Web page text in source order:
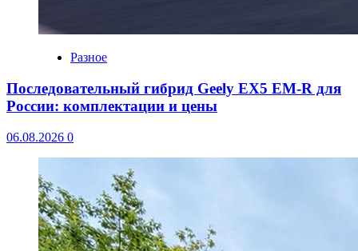
Разное
Последовательный гибрид Geely EX5 EM-R для
России: комплектации и цены
06.08.2026 0